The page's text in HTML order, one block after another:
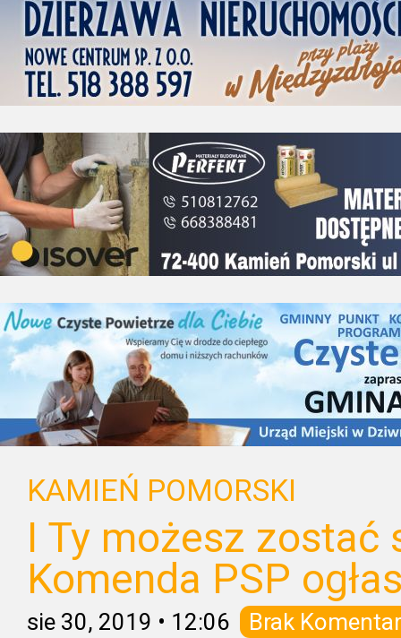
KAMIEŃ POMORSKI
I Ty możesz zostać
Komenda PSP
sie 30, 2019 • 12:06 Brak